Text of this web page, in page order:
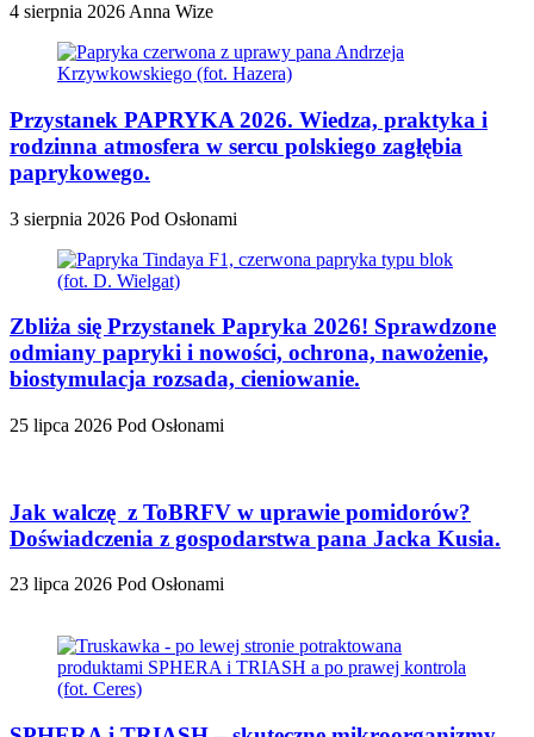
4 sierpnia 2026 Anna Wize
Przystanek PAPRYKA 2026. Wiedza, praktyka i
rodzinna atmosfera w sercu polskiego zagłębia
paprykowego.
3 sierpnia 2026 Pod Osłonami
Zbliża się Przystanek Papryka 2026! Sprawdzone
odmiany papryki i nowości, ochrona, nawożenie,
biostymulacja rozsada, cieniowanie.
25 lipca 2026 Pod Osłonami
Jak walczę z ToBRFV w uprawie pomidorów?
Doświadczenia z gospodarstwa pana Jacka Kusia.
23 lipca 2026 Pod Osłonami